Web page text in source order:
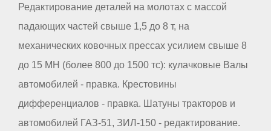
Редактирование деталей на молотах с массой
падающих частей свыше 1,5 до 8 т, на
механических ковочных прессах усилием свыше 8
до 15 МН (более 800 до 1500 тс): кулачковые Валы
автомобилей - правка. Крестовины
дифференциалов - правка. Шатуны тракторов и
автомобилей ГАЗ-51, ЗИЛ-150 - редактирование.